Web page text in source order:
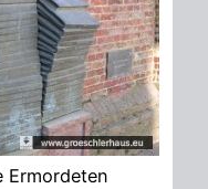
Ermordeten